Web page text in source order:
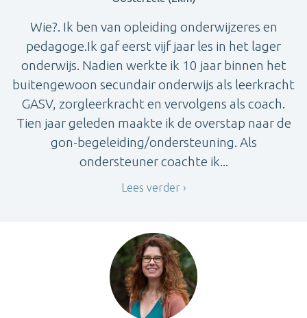
Wie?. Ik ben van opleiding onderwijzeres en
pedagoge.Ik gaf eerst vijf jaar les in het lager
onderwijs. Nadien werkte ik 10 jaar binnen het
buitengewoon secundair onderwijs als leerkracht
GASV, zorgleerkracht en vervolgens als coach.
Tien jaar geleden maakte ik de overstap naar de
gon-begeleiding/ondersteuning. Als
ondersteuner coachte ik...
Lees verder